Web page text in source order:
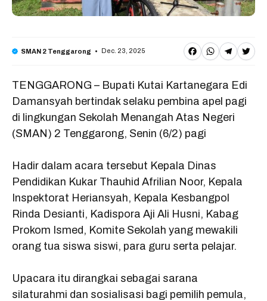
SMAN 2 Tenggarong Dec. 23, 2025
F
c
e
b
o
k
W
a
t
s
p
p
T
l
e
m
T
it
t
TENGGARONG – Bupati Kutai Kartanegara Edi
Damansyah bertindak selaku pembina apel pagi
di lingkungan Sekolah Menangah Atas Negeri
(SMAN) 2 Tenggarong, Senin (6/2) pagi
Hadir dalam acara tersebut Kepala Dinas
Pendidikan Kukar Thauhid Afrilian Noor, Kepala
Inspektorat Heriansyah, Kepala Kesbangpol
Rinda Desianti, Kadispora Aji Ali Husni, Kabag
Prokom Ismed, Komite Sekolah yang mewakili
orang tua siswa siswi, para guru serta pelajar.
Upacara itu dirangkai sebagai sarana
silaturahmi dan sosialisasi bagi pemilih pemula,